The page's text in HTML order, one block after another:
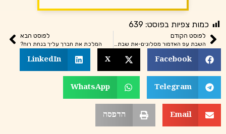
כמות צפיות בפוסט: 639
לפוסט הקודם
השבת עפ האדמור מסלונים-את שבתותי תשמורו
לפוסט הבא
המלכת את חברך עליך בנחת רוח?
Facebook
X
LinkedIn
Telegram
WhatsApp
Email הדפסה